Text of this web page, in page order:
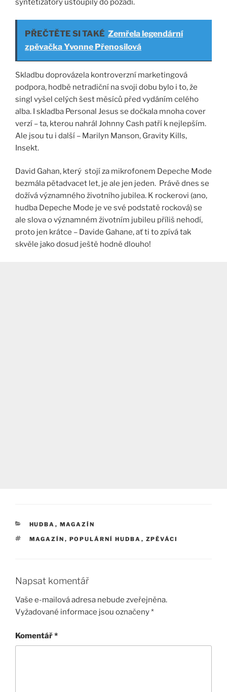
syntetizátory ustoupily do pozadí.
PŘEČTĚTE SI TAKÉ Zemřela legendární
zpěvačka Yvonne Přenosilová
Skladbu doprovázela kontroverzní marketingová
podpora, hodbě netradiční na svoji dobu bylo i to, že
singl vyšel celých šest měsíců před vydáním celého
alba. I skladba Personal Jesus se dočkala mnoha cover
verzí – ta, kterou nahrál Johnny Cash patří k nejlepším.
Ale jsou tu i další – Marilyn Manson, Gravity Kills,
Insekt.
David Gahan, který stojí za mikrofonem Depeche Mode
bezmála pětadvacet let, je ale jen jeden. Právě dnes se
dožívá významného životního jubilea. K rockerovi (ano,
hudba Depeche Mode je ve své podstatě rocková) se
ale slova o významném životním jubileu příliš nehodí,
proto jen krátce – Davide Gahane, ať ti to zpívá tak
skvěle jako dosud ještě hodně dlouho!
RUBRIKY
HUDBA , MAGAZÍN
ŠTÍTKY
MAGAZÍN , POPULÁRNÍ HUDBA , ZPĚVÁCI
Napsat komentář
Vaše e-mailová adresa nebude zveřejněna.
Vyžadované informace jsou označeny*
Komentář*